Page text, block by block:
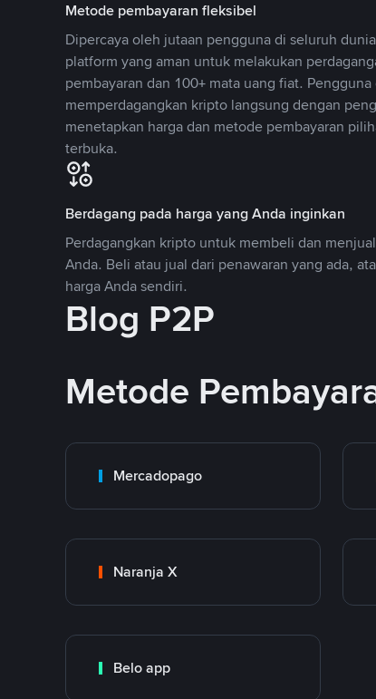
Metode pembayaran fleksibel
Dipercaya oleh jutaan pengguna di seluruh
platform yang aman untuk melakukan
pembayaran dan 100+ mata uang fiat.
memperdagangkan kripto langsung dengan
menetapkan harga dan metode pembayaran
terbuka.
Berdagang pada harga yang Anda inginkan
Perdagangkan kripto untuk membeli dan
Anda. Beli atau jual dari penawaran yang ada,
harga Anda sendiri.
Blog P2P
Metode
Mercadopago
Naranja X
Belo app